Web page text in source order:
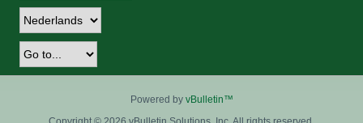
Powered by vBulletin™